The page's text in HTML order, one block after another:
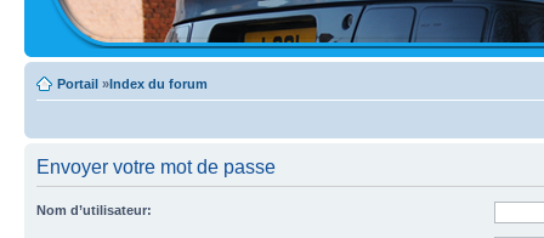
Portail »Index du forum
Envoyer votre mot de passe
Nom d’utilisateur: